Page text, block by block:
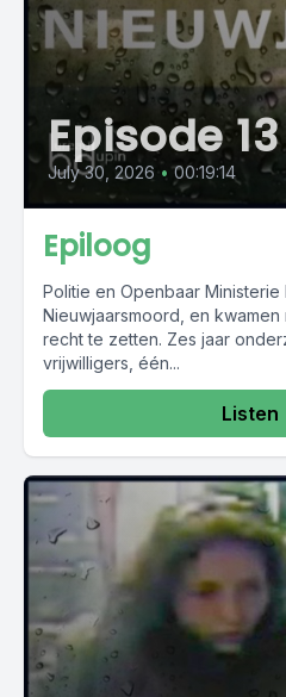
Episode 13
July 30, 2026 • 00:19:14
Epiloog
Politie en Openbaar Ministerie
Nieuwjaarsmoord, en kwamen
recht te zetten. Zes jaar
vrijwilligers, één...
Listen